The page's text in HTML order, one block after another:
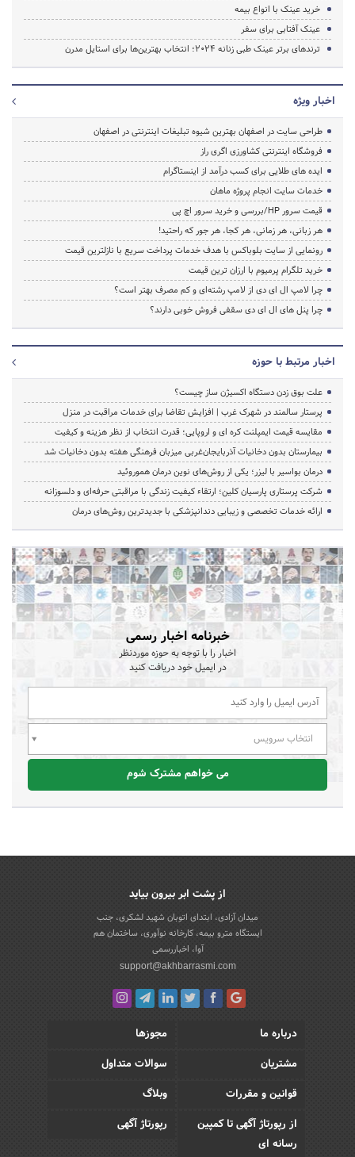
خرید عینک با انواع بیمه
عینک آفتابی برای سفر
ترندهای برتر عینک طبی زنانه 2024؛ انتخاب بهترین‌ها برای استایل مدرن
اخبار ویژه
طراحی سایت در اصفهان بهترین شیوه تبلیغات اینترنتی در اصفهان
فروشگاه اینترنتی کشاورزی اگری راز
ایده های طلایی برای کسب درآمد از اینستاگرام
خدمات سایت انجام پروژه ماهان
قیمت سرور HP/بررسی و خرید سرور اچ پی
هر زبانی، هر زمانی، هر کجا، هر جور که راحتید!
رونمایی از سایت بلوباکس با هدف خدمات پرداخت سریع با نازلترین قیمت
خرید تلگرام پرمیوم با ارزان ترین قیمت
چرا لامپ ال ای دی از لامپ رشته‌ای و کم مصرف بهتر است؟
چرا پنل های ال ای دی سقفی فروش خوبی دارند؟
اخبار مرتبط با حوزه
علت بوق زدن دستگاه اکسیژن ساز چیست؟
پرستار سالمند در شهرک غرب | افزایش تقاضا برای خدمات مراقبت در منزل
مقایسه قیمت ایمپلنت کره ای و اروپایی؛ قدرت انتخاب از نظر هزینه و کیفیت
بیمارستان بدون دخانیات آذربایجان‌غربی میزبان فرهنگی هفته بدون دخانیات شد
درمان بواسیر با لیزر؛ یکی از روش‌های نوین درمان هموروئید
شرکت پرستاری پارسیان کلین؛ ارتقاء کیفیت زندگی با مراقبتی حرفه‌ای و دلسوزانه
ارائه خدمات تخصصی و زیبایی دندانپزشکی با جدیدترین روش‌های درمان
خبرنامه اخبار رسمی
اخبار را با توجه به حوزه موردنظر
در ایمیل خود دریافت کنید
انتخاب سرویس
می خواهم مشترک شوم
از پشت ابر بیرون بیاید
میدان آزادی، ابتدای اتوبان شهید لشکری، جنب
ایستگاه مترو بیمه، کارخانه نوآوری، ساختمان هم
آوا، اخباررسمی
support@akhbarrasmi.com
درباره ما
مجوزها
مشتریان
سوالات متداول
قوانین و مقررات
وبلاگ
از رپورتاژ آگهی تا کمپین
رسانه ای
رپورتاژ آگهی